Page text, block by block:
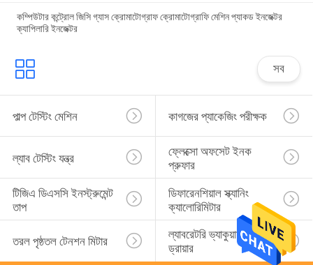
কম্পিউটার কন্ট্রোল জিসি গ্যাস ক্রোমাটোগ্রাফ ক্রোমাটোগ্রাফি মেশিন প্যাকড ইনজেক্টর
ক্যাপিলারি ইনজেক্টর
সব
পাল্প টেস্টিং মেশিন কাগজের প্যাকেজিং পরীক্ষক
ল্যাব টেস্টিং যন্ত্র
ফ্লেক্সো অফসেট ইনক
প্রুফার
টিজিএ ডিএসসি ইনস্ট্রুমেন্ট
তাপ
ডিফারেনশিয়াল স্ক্যানিং
ক্যালোরিমিটার
তরল পৃষ্ঠতল টেনশন মিটার
ল্যাবরেটরি ভ্যাকুয়াম ফ্রিজ
ড্রায়ার